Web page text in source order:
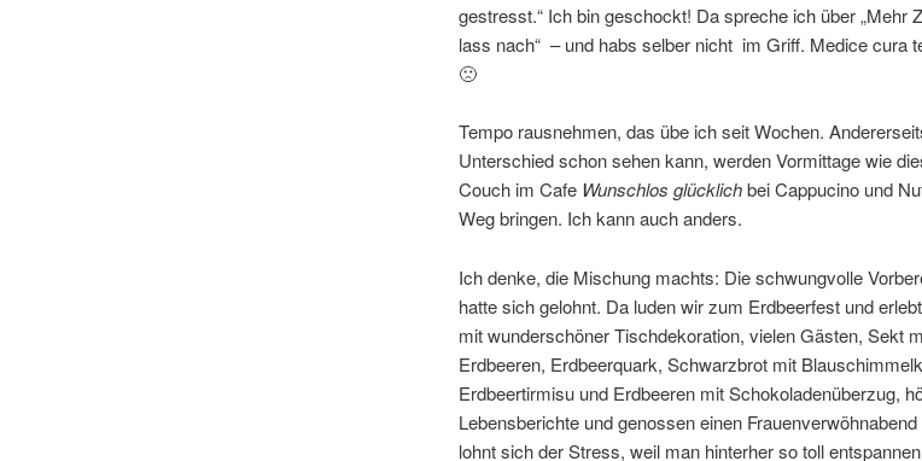
gestresst.“ Ich bin geschockt! Da spreche ich über „Mehr
lass nach“ – und habs selber nicht im Griff. Medice cura
🙁
Tempo rausnehmen, das übe ich seit Wochen.
Unterschied schon sehen kann, werden Vormittage wie
Couch im Cafe Wunschlos glücklichbei Cappucino und
Weg bringen. Ich kann auch anders.
Ich denke, die Mischung machts: Die schwungvolle
hatte sich gelohnt. Da luden wir zum Erdbeerfest und
mit wunderschöner Tischdekoration, vielen Gästen, Sekt
Erdbeeren, Erdbeerquark, Schwarzbrot mit
Erdbeertirmisu und Erdbeeren mit Schokoladenüberzug,
Lebensberichte und genossen einen
lohnt sich der Stress, weil man hinterher so toll